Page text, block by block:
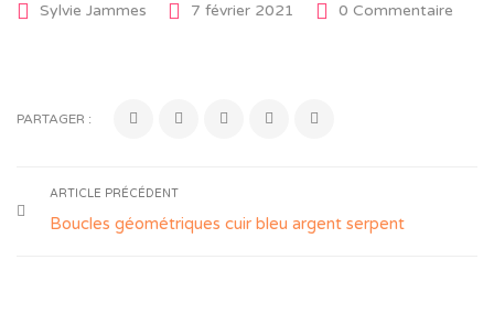
Sylvie Jammes 7 février 2021 0 Commentaire
PARTAGER :
ARTICLE PRÉCÉDENT
Boucles géométriques cuir bleu argent serpent